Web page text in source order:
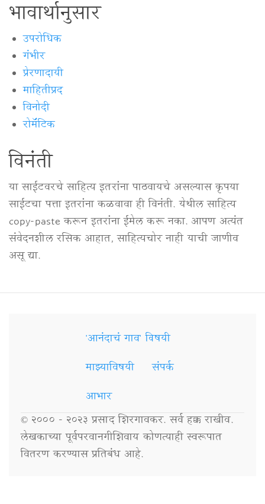
भावार्थानुसार
उपरोधिक
गंभीर
प्रेरणादायी
माहितीप्रद
विनोदी
रोमॅंटिक
विनंती
या साईटवरचे साहित्य इतरांना पाठवायचे असल्यास कृपया
साईटचा पत्ता इतरांना कळवावा ही विनंती. येथील साहित्य
copy-paste करून इतरांना ईमेल करू नका. आपण अत्यंत
संवेदनशील रसिक आहात, साहित्यचोर नाही याची जाणीव
असू द्या.
Secondary'आनंदाचं गाव' विषयी
माझ्याविषयी
संपर्क
आभार
© २००० - २०२३ प्रसाद शिरगावकर. सर्व हक्क राखीव.
लेखकाच्या पूर्वपरवानगीशिवाय कोणत्याही स्वरूपात
वितरण करण्यास प्रतिबंध आहे.